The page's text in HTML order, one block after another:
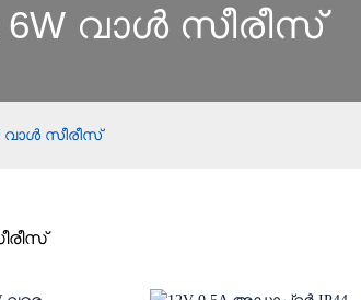
6W വാൾ സീരീസ്
വാൾ സീരീസ്